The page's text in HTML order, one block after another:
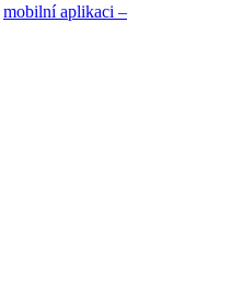
mobilní aplikaci –